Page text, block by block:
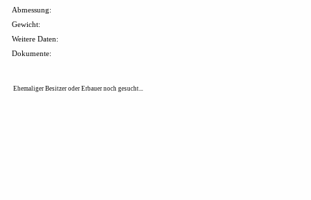
Ehemaliger Besitzer oder Erbauer noch gesucht...
Abmessung:
Gewicht:
Weitere Daten:
Dokumente: